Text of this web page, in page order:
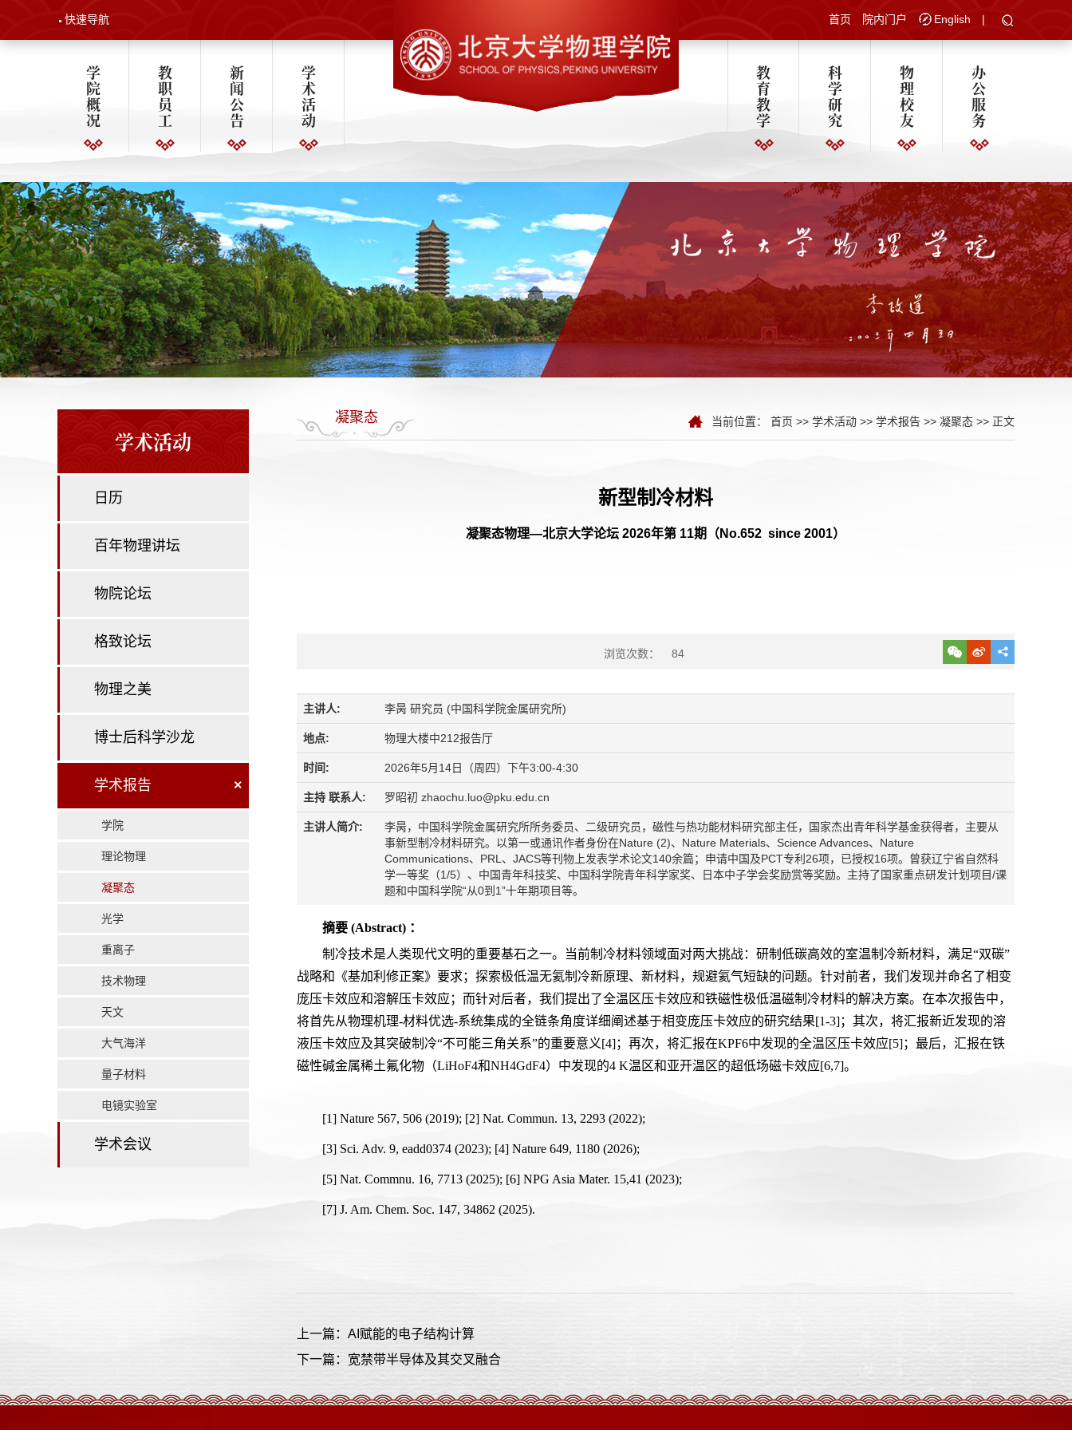
快速导航 首页 院内门户 English |
学
院
概
况
教
职
员
工
新
闻
公
告
学
术
活
动
教
育
教
学
科
学
研
究
物
理
校
友
办
公
服
务
学术活动
日历
百年物理讲坛
物院论坛
格致论坛
物理之美
博士后科学沙龙
学术报告 ×
学院
理论物理
凝聚态
光学
重离子
技术物理
天文
大气海洋
量子材料
电镜实验室
学术会议
凝聚态 当前位置： 首页 >> 学术活动 >> 学术报告 >> 凝聚态 >> 正文
新型制冷材料
凝聚态物理—北京大学论坛 2026年第 11期（No.652 since 2001）
浏览次数： 84
主讲人: 李昺 研究员 (中国科学院金属研究所)
地点: 物理大楼中212报告厅
时间: 2026年5月14日（周四）下午3:00-4:30
主持 联系人: 罗昭初 zhaochu.luo@pku.edu.cn
主讲人简介:
李昺，中国科学院金属研究所所务委员、二级研究员，磁性与热功能材料研究部主任，国家杰出青年科学基金获得者，主要从
事新型制冷材料研究。以第一或通讯作者身份在Nature (2)、Nature Materials、Science Advances、Nature
Communications、PRL、JACS等刊物上发表学术论文140余篇；申请中国及PCT专利26项，已授权16项。曾获辽宁省自然科
学一等奖（1/5）、中国青年科技奖、中国科学院青年科学家奖、日本中子学会奖励赏等奖励。主持了国家重点研发计划项目/课
题和中国科学院“从0到1”十年期项目等。
摘要 (Abstract) ：
制冷技术是人类现代文明的重要基石之一。当前制冷材料领域面对两大挑战：研制低碳高效的室温制冷新材料，满足“双碳”
战略和《基加利修正案》要求；探索极低温无氦制冷新原理、新材料，规避氦气短缺的问题。针对前者，我们发现并命名了相变
庞压卡效应和溶解压卡效应；而针对后者，我们提出了全温区压卡效应和铁磁性极低温磁制冷材料的解决方案。在本次报告中，
将首先从物理机理-材料优选-系统集成的全链条角度详细阐述基于相变庞压卡效应的研究结果[1-3]；其次，将汇报新近发现的溶
液压卡效应及其突破制冷“不可能三角关系”的重要意义[4]；再次，将汇报在KPF6中发现的全温区压卡效应[5]；最后，汇报在铁
磁性碱金属稀土氟化物（LiHoF4和NH4GdF4）中发现的4 K温区和亚开温区的超低场磁卡效应[6,7]。
[1] Nature 567, 506 (2019); [2] Nat. Commun. 13, 2293 (2022);
[3] Sci. Adv. 9, eadd0374 (2023); [4] Nature 649, 1180 (2026);
[5] Nat. Commnu. 16, 7713 (2025); [6] NPG Asia Mater. 15,41 (2023);
[7] J. Am. Chem. Soc. 147, 34862 (2025).
上一篇：AI赋能的电子结构计算
下一篇：宽禁带半导体及其交叉融合